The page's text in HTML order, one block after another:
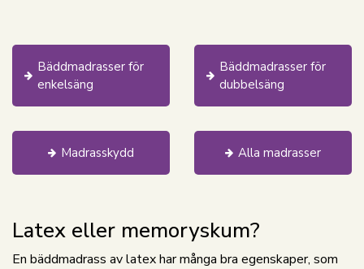
Bäddmadrasser för
enkelsäng
Bäddmadrasser för
dubbelsäng
Madrasskydd Alla madrasser
Latex eller memoryskum?
En bäddmadrass av latex har många bra egenskaper, som